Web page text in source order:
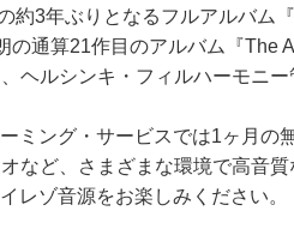
約3年ぶりとなるフルアルバム『
の通算21作目のアルバム『The
ヘルシンキ・フィルハーモニ
ミング・サービスでは1ヶ月の
など、さまざまな環境で高音
レゾ音源をお楽しみください。